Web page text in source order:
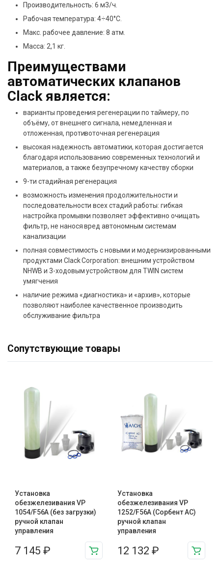
Производительность: 6 м3/ч.
Рабочая температура: 4÷40°С.
Макс. рабочее давление: 8 атм.
Масса: 2,1 кг.
Преимуществами
автоматических клапанов
Clack является:
варианты проведения регенерации по таймеру, по
объёму, от внешнего сигнала, немедленная и
отложенная, противоточная регенерация
высокая надежность автоматики, которая достигается
благодаря использованию современных технологий и
материалов, а также безупречному качеству сборки
9-ти стадийная регенерация
возможность изменения продолжительности и
последовательности всех стадий работы: гибкая
настройка промывки позволяет эффективно очищать
фильтр, не нанося вред автономным системам
канализации
полная совместимость с новыми и модернизированными
продуктами Clack Corporation: внешним устройством
NHWB и 3-ходовым устройством для TWIN систем
умягчения
наличие режима «диагностика» и «архив», которые
позволяют наиболее качественное производить
обслуживание фильтра
Сопутствующие товары
Установка
обезжелезивания VP
1054/F56A (без загрузки)
ручной клапан
управления
7 145 ₽
Установка
обезжелезивания VP
1252/F56A (Сорбент АС)
ручной клапан
управления
12 132 ₽